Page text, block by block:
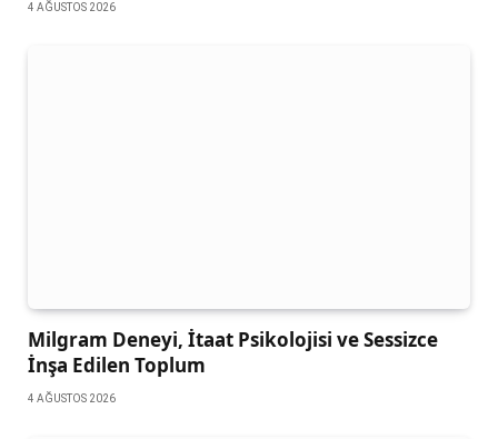
4 AĞUSTOS 2026
Milgram Deneyi, İtaat Psikolojisi ve Sessizce
İnşa Edilen Toplum
4 AĞUSTOS 2026